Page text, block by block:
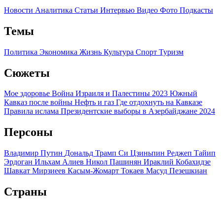
Новости Аналитика Статьи Интервью Видео Фото Подкасты
Темы
Политика Экономика Жизнь Культура Спорт Туризм
Сюжеты
Мое здоровье Война Израиля и Палестины 2023 Южный
Кавказ после войны Нефть и газ Где отдохнуть на Кавказе
Правила ислама Президентские выборы в Азербайджане 2024
Персоны
Владимир Путин Дональд Трамп Си Цзиньпин Реджеп Тайип
Эрдоган Ильхам Алиев Никол Пашинян Ираклий Кобахидзе
Шавкат Мирзиеев Касым-Жомарт Токаев Масуд Пезешкиан
Страны